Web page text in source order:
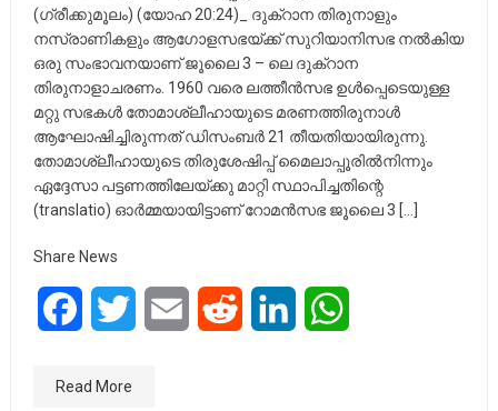
(ഗ്രീക്കുമൂലം) (യോഹ 20:24)_ ദുക്റാന തിരുനാളും
നസ്രാണികളും ആഗോളസഭയ്ക്ക് സുറിയാനിസഭ നൽകിയ
ഒരു സംഭാവനയാണ് ജൂലൈ 3 – ലെ ദുക്റാന
തിരുനാളാചരണം. 1960 വരെ ലത്തീൻസഭ ഉൾപ്പെടെയുള്ള
മറ്റു സഭകൾ തോമാശ്ലീഹായുടെ മരണത്തിരുനാൾ
ആഘോഷിച്ചിരുന്നത് ഡിസംബർ 21 തീയതിയായിരുന്നു.
തോമാശ്ലീഹായുടെ തിരുശേഷിപ്പ് മൈലാപ്പൂരിൽനിന്നും
ഏദ്ദേസാ പട്ടണത്തിലേയ്ക്കു മാറ്റി സ്ഥാപിച്ചതിന്റെ
(translatio) ഓർമ്മയായിട്ടാണ് റോമൻസഭ ജൂലൈ 3 […]
Share News
FacebookTwitter Email Reddit LinkedIn
Read More